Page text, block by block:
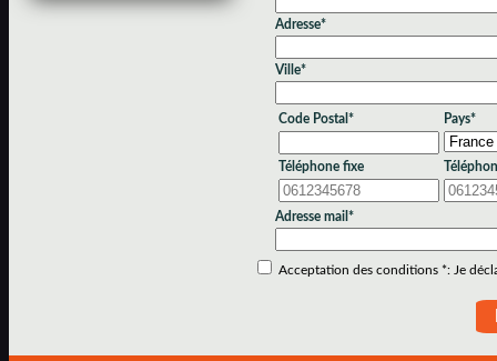
Adresse*
Ville*
Code Postal* Pays*
Téléphone fixe
Adresse mail*
Acceptation des conditions *: Je